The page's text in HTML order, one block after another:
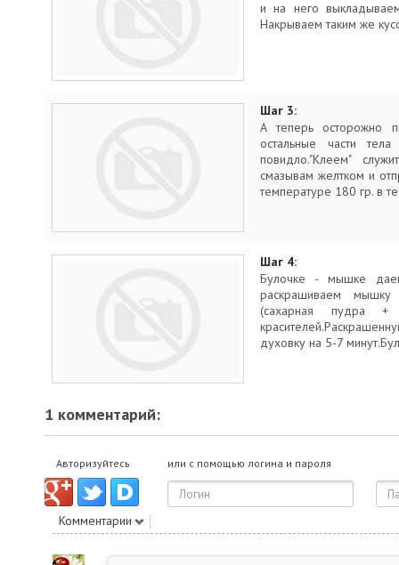
и на него
Накрываем таким же
Шаг 3:
А теперь осторожно
остальные части
повидло."Клеем"
смазывам желтком и
температуре 180 гр. в
Шаг 4:
Булочке - мышке
раскрашиваем
(сахарная пудра
духовку на 5-7
1 комментарий:
Авторизуйтесь или с помощью логина и пароля
Комментарии